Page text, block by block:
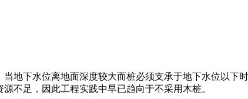
地下水位离地面深度较大而桩必须支承于地下水位以下
不足，因此工程实践中早已趋向于不采用木桩。